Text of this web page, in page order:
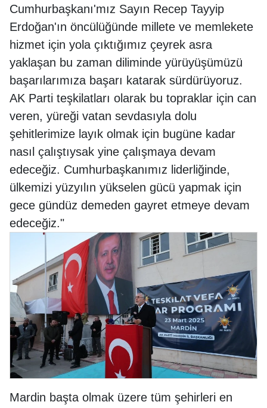
Cumhurbaşkanı'mız Sayın Recep Tayyip
Erdoğan'ın öncülüğünde millete ve memlekete
hizmet için yola çıktığımız çeyrek asra
yaklaşan bu zaman diliminde yürüyüşümüzü
başarılarımıza başarı katarak sürdürüyoruz.
AK Parti teşkilatları olarak bu topraklar için can
veren, yüreği vatan sevdasıyla dolu
şehitlerimize layık olmak için bugüne kadar
nasıl çalıştıysak yine çalışmaya devam
edeceğiz. Cumhurbaşkanımız liderliğinde,
ülkemizi yüzyılın yükselen gücü yapmak için
gece gündüz demeden gayret etmeye devam
edeceğiz."
Mardin başta olmak üzere tüm şehirleri en